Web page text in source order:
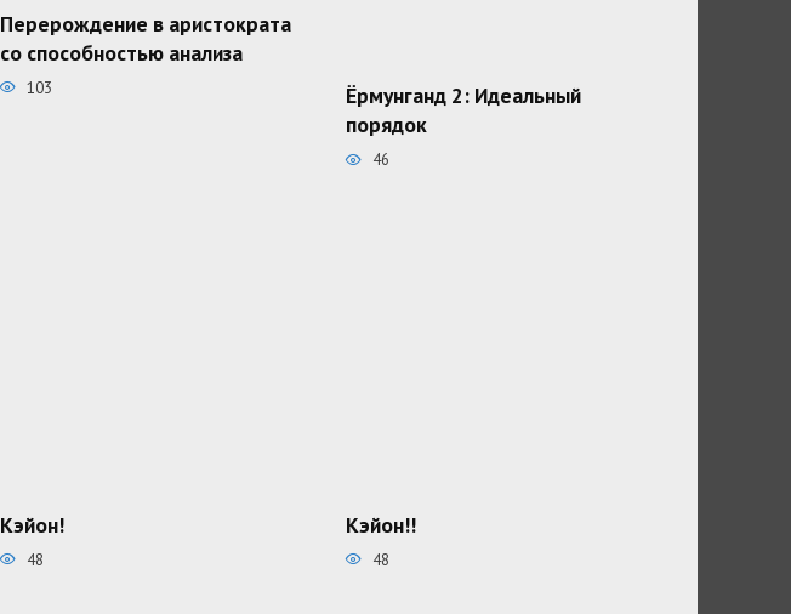
Перерождение в аристократа
со способностью анализа
103
Ёрмунганд 2: Идеальный
порядок
46
Кэйон!
48
Кэйон!!
48